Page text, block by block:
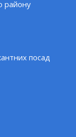
району
посад